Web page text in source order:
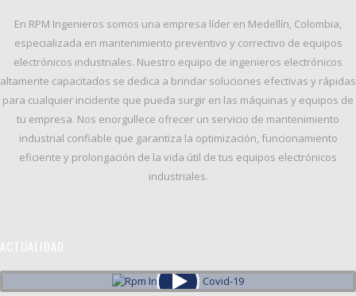
En RPM Ingenieros somos una empresa líder en Medellín, Colombia,
especializada en mantenimiento preventivo y correctivo de equipos
electrónicos industriales. Nuestro equipo de ingenieros electrónicos
altamente capacitados se dedica a brindar soluciones efectivas y rápidas
para cualquier incidente que pueda surgir en las máquinas y equipos de
tu empresa. Nos enorgullece ofrecer un servicio de mantenimiento
industrial confiable que garantiza la optimización, funcionamiento
eficiente y prolongación de la vida útil de tus equipos electrónicos
industriales.
ACTUALIDAD